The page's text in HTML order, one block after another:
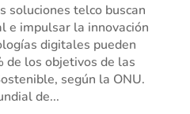
soluciones telco buscan
e impulsar la innovación
digitales pueden
de los objetivos de las
según la ONU.
de...